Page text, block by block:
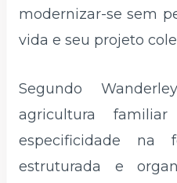
modernizar-se sem
vida e seu projeto
Segundo
agricultura familiar
especificidade
estruturada e